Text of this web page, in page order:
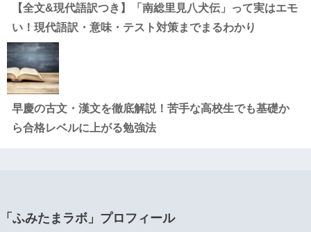
【全文&現代語訳つき】「南総里見八犬伝」って実はエモ
い！現代語訳・意味・テスト対策までまるわかり
早慶の古文・漢文を徹底解説！苦手な高校生でも基礎か
ら合格レベルに上がる勉強法
「ふみたまラボ」プロフィール